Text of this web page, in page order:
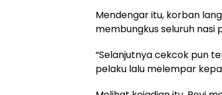
Mendengar itu, korban
membungkus seluruh nasi
“Selanjutnya cekcok pun
pelaku lalu melempar